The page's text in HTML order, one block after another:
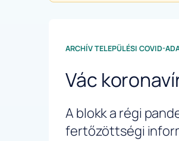
ARCHÍV TELEPÜLÉSI COVID-
Vác
A blokk a régi
fertőzöttségi